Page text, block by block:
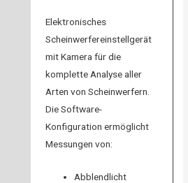
Elektronisches
Scheinwerfereinstellgerät
mit Kamera für die
komplette Analyse aller
Arten von Scheinwerfern.
Die Software-
Konfiguration ermöglicht
Messungen von:
Abblendlicht